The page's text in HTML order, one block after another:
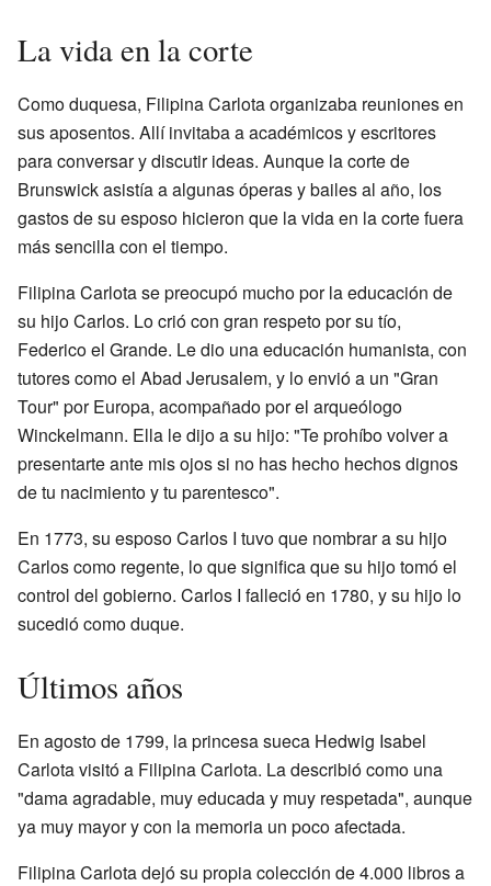
La vida en la corte
Como duquesa, Filipina Carlota organizaba reuniones en
sus aposentos. Allí invitaba a académicos y escritores
para conversar y discutir ideas. Aunque la corte de
Brunswick asistía a algunas óperas y bailes al año, los
gastos de su esposo hicieron que la vida en la corte fuera
más sencilla con el tiempo.
Filipina Carlota se preocupó mucho por la educación de
su hijo Carlos. Lo crió con gran respeto por su tío,
Federico el Grande. Le dio una educación humanista, con
tutores como el Abad Jerusalem, y lo envió a un "Gran
Tour" por Europa, acompañado por el arqueólogo
Winckelmann. Ella le dijo a su hijo: "Te prohíbo volver a
presentarte ante mis ojos si no has hecho hechos dignos
de tu nacimiento y tu parentesco".
En 1773, su esposo Carlos I tuvo que nombrar a su hijo
Carlos como regente, lo que significa que su hijo tomó el
control del gobierno. Carlos I falleció en 1780, y su hijo lo
sucedió como duque.
Últimos años
En agosto de 1799, la princesa sueca Hedwig Isabel
Carlota visitó a Filipina Carlota. La describió como una
"dama agradable, muy educada y muy respetada", aunque
ya muy mayor y con la memoria un poco afectada.
Filipina Carlota dejó su propia colección de 4.000 libros a